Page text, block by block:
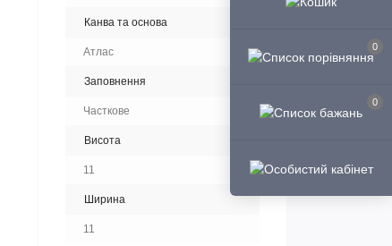
0
0
Канва та основа
Атлас
Заповнення
Часткове
Висота
11
Ширина
11